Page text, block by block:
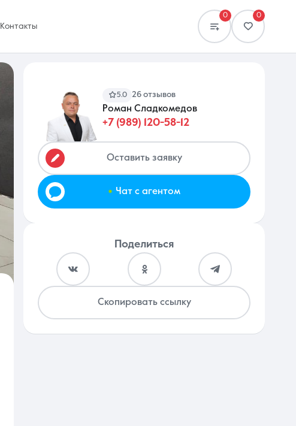
Контакты
0 0
Сравнение
5.0 26 отзывов
Роман Сладкомедов
+7 (989) 120-58-12
Оставить заявку
. Чат с агентом
Поделиться
Скопировать ссылку